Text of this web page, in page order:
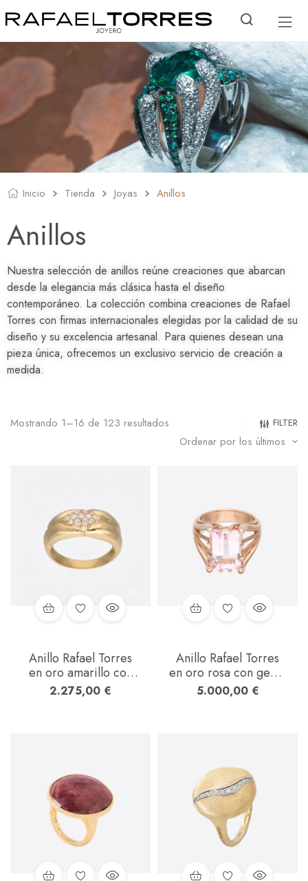
Inicio Tienda Joyas Anillos
Anillos
Nuestra selección de anillos reúne creaciones que abarcan
desde la elegancia más clásica hasta el diseño
contemporáneo. La colección combina creaciones de Rafael
Torres con firmas internacionales elegidas por la calidad de su
diseño y su excelencia artesanal. Para quienes desean una
pieza única, ofrecemos un exclusivo servicio de creación a
medida.
Mostrando 1–16 de 123 resultados FILTER
Anillo Rafael Torres
en oro amarillo con
brillantes
2.275,00 €
Anillo Rafael Torres
en oro rosa con gema
central color y
brillantes
5.000,00 €